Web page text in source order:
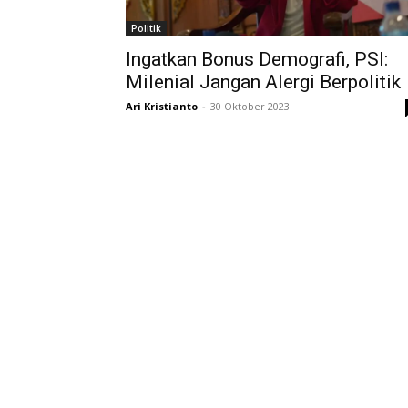
Politik
Ingatkan Bonus Demografi, PSI:
Milenial Jangan Alergi Berpolitik
Ari Kristianto - 30 Oktober 2023